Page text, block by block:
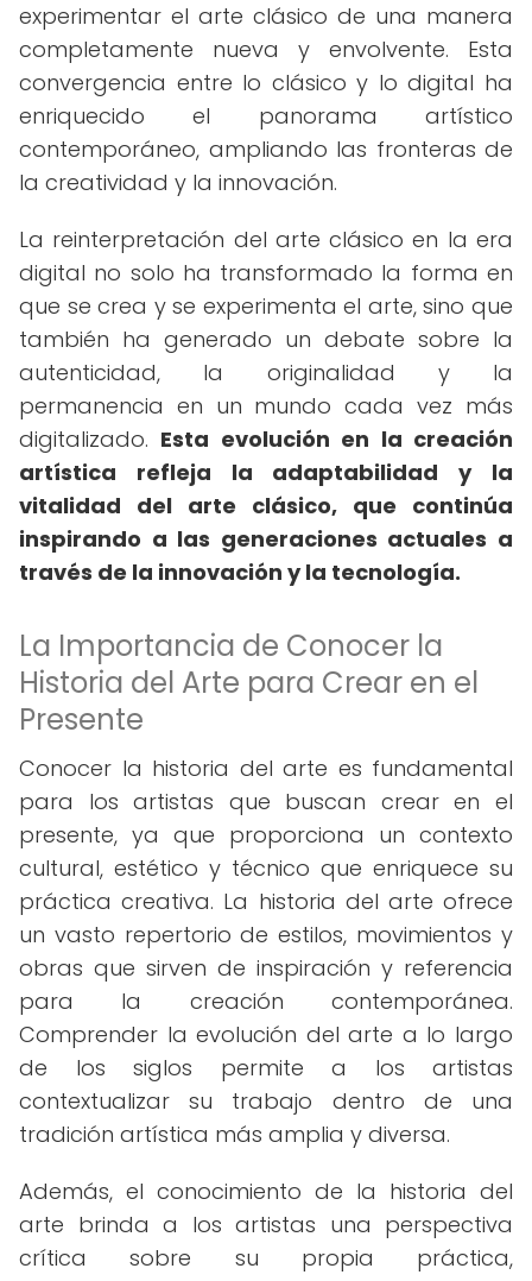
experimentar el arte clásico de una manera
completamente nueva y envolvente. Esta
convergencia entre lo clásico y lo digital ha
enriquecido el panorama artístico
contemporáneo, ampliando las fronteras de
la creatividad y la innovación.
La reinterpretación del arte clásico en la era
digital no solo ha transformado la forma en
que se crea y se experimenta el arte, sino que
también ha generado un debate sobre la
autenticidad, la originalidad y la
permanencia en un mundo cada vez más
digitalizado. Esta evolución en la creación
artística refleja la adaptabilidad y la
vitalidad del arte clásico, que continúa
inspirando a las generaciones actuales a
través de la innovación y la tecnología.
La Importancia de Conocer la
Historia del Arte para Crear en el
Presente
Conocer la historia del arte es fundamental
para los artistas que buscan crear en el
presente, ya que proporciona un contexto
cultural, estético y técnico que enriquece su
práctica creativa. La historia del arte ofrece
un vasto repertorio de estilos, movimientos y
obras que sirven de inspiración y referencia
para la creación contemporánea.
Comprender la evolución del arte a lo largo
de los siglos permite a los artistas
contextualizar su trabajo dentro de una
tradición artística más amplia y diversa.
Además, el conocimiento de la historia del
arte brinda a los artistas una perspectiva
crítica sobre su propia práctica,